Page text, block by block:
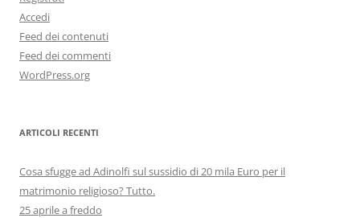
Accedi
Feed dei contenuti
Feed dei commenti
WordPress.org
ARTICOLI RECENTI
Cosa sfugge ad Adinolfi sul sussidio di 20 mila Euro per il
matrimonio religioso? Tutto.
25 aprile a freddo